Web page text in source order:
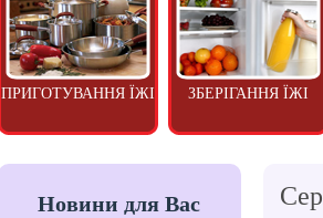
ПРИГОТУВАННЯ ЇЖІ ЗБЕРІГАННЯ ЇЖІ
Новини для Вас